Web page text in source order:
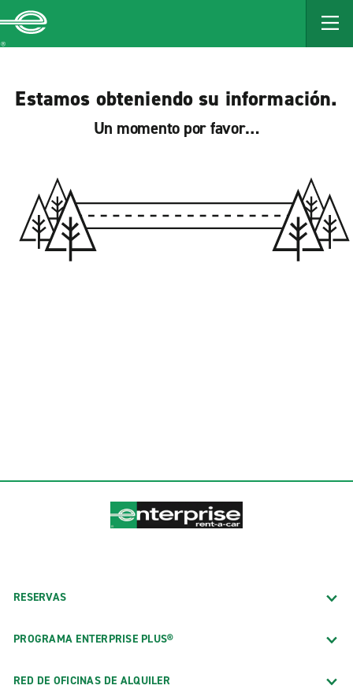
MAIN
CONTENT
Estamos obteniendo su información.
Un momento por favor…
RESERVAS
PROGRAMA ENTERPRISE PLUS®
RED DE OFICINAS DE ALQUILER